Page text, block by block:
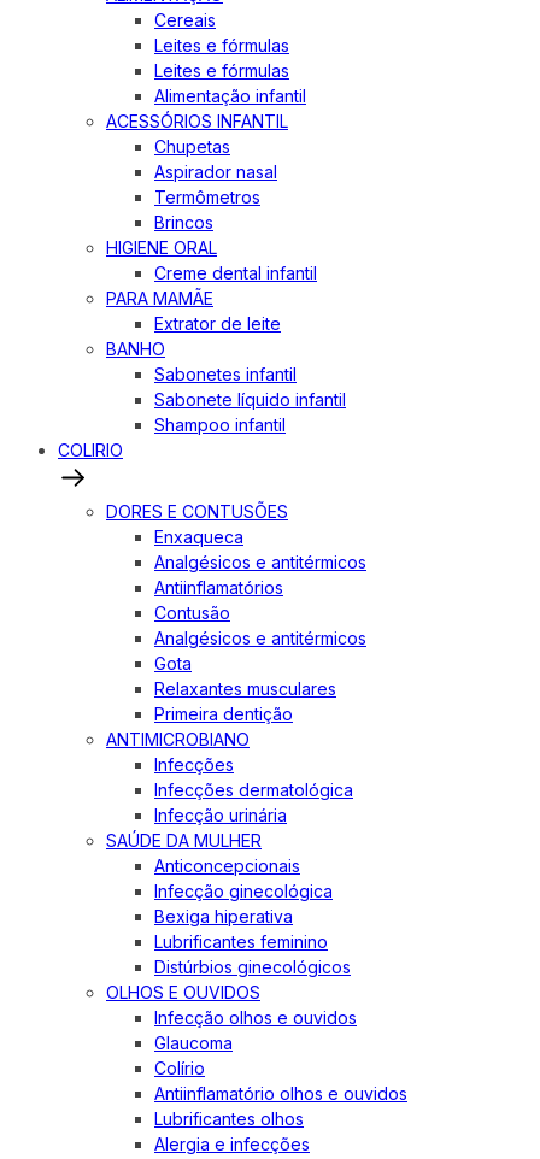
Cereais
Leites e fórmulas
Leites e fórmulas
Alimentação infantil
ACESSÓRIOS INFANTIL
Chupetas
Aspirador nasal
Termômetros
Brincos
HIGIENE ORAL
Creme dental infantil
PARA MAMÃE
Extrator de leite
BANHO
Sabonetes infantil
Sabonete líquido infantil
Shampoo infantil
COLIRIO
DORES E CONTUSÕES
Enxaqueca
Analgésicos e antitérmicos
Antiinflamatórios
Contusão
Analgésicos e antitérmicos
Gota
Relaxantes musculares
Primeira dentição
ANTIMICROBIANO
Infecções
Infecções dermatológica
Infecção urinária
SAÚDE DA MULHER
Anticoncepcionais
Infecção ginecológica
Bexiga hiperativa
Lubrificantes feminino
Distúrbios ginecológicos
OLHOS E OUVIDOS
Infecção olhos e ouvidos
Glaucoma
Colírio
Antiinflamatório olhos e ouvidos
Lubrificantes olhos
Alergia e infecções